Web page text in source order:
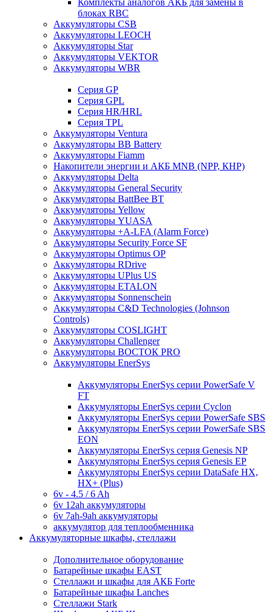
Комплекты аналогов АКБ для замены в
блоках RBC
Аккумуляторы CSB
Аккумуляторы LEOCH
Аккумуляторы Star
Аккумуляторы VEKTOR
Аккумуляторы WBR
Cерия GP
Серия GPL
Серия HR/HRL
Серия TPL
Аккумуляторы Ventura
Аккумуляторы BB Battery
Аккумуляторы Fiamm
Накопители энергии и АКБ MNB (NPP, КНР)
Аккумуляторы Delta
Аккумуляторы General Security
Аккумуляторы BattBee BT
Аккумуляторы Yellow
Аккумуляторы YUASA
Аккумуляторы +A-LFA (Alarm Force)
Аккумуляторы Security Force SF
Аккумуляторы Optimus OP
Аккумуляторы RDrive
Аккумуляторы UPlus US
Аккумуляторы ETALON
Аккумуляторы Sonnenschein
Аккумуляторы С&D Technologies (Johnson
Controls)
Аккумуляторы COSLIGHT
Аккумуляторы Challenger
Аккумуляторы ВОСТОК PRO
Аккумуляторы EnerSys
Аккумуляторы EnerSys серии PowerSafe V
FT
Аккумуляторы EnerSys серии Cyclon
Аккумуляторы EnerSys серии PowerSafe SBS
Аккумуляторы EnerSys серии PowerSafe SBS
EON
Аккумуляторы EnerSys серия Genesis NP
Аккумуляторы EnerSys серия Genesis EP
Аккумуляторы EnerSys серии DataSafe HX,
HX+ (Plus)
6v - 4.5 / 6 Ah
6v 12ah аккумуляторы
6v 7ah-9ah аккумуляторы
аккумулятор для теплообменника
Аккумуляторные шкафы, стеллажи
Дополнительное оборудование
Батарейные шкафы EAST
Стеллажи и шкафы для АКБ Forte
Батарейные шкафы Lanches
Стеллажи Stark